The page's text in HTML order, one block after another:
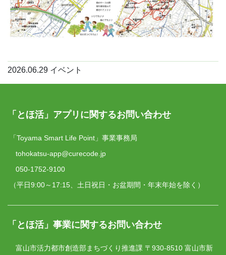
2026.06.29 イベント
「とほ活」アプリに関するお問い合わせ
「Toyama Smart Life Point」事業事務局
tohokatsu-app@curecode.jp
050-1752-9100
（平日9:00～17:15、土日祝日・お盆期間・年末年始を除く）
「とほ活」事業に関するお問い合わせ
富山市活力都市創造部まちづくり推進課 〒930-8510 富山市新